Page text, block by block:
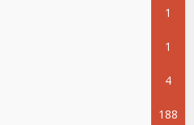
1
1
4
188